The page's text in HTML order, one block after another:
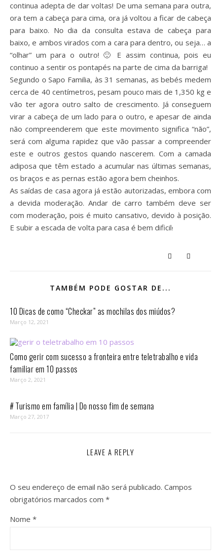
continua adepta de dar voltas! De uma semana para outra,
ora tem a cabeça para cima, ora já voltou a ficar de cabeça
para baixo. No dia da consulta estava de cabeça para
baixo, e ambos virados com a cara para dentro, ou seja… a
“olhar” um para o outro! 🙂 E assim continua, pois eu
continuo a sentir os pontapés na parte de cima da barriga!
Segundo o Sapo Familia, às 31 semanas, as bebés medem
cerca de 40 centímetros, pesam pouco mais de 1,350 kg e
vão ter agora outro salto de crescimento. Já conseguem
virar a cabeça de um lado para o outro, e apesar de ainda
não compreenderem que este movimento significa “não”,
será com alguma rapidez que vão passar a compreender
este e outros gestos quando nascerem. Com a camada
adiposa que têm estado a acumular nas últimas semanas,
os braços e as pernas estão agora bem cheinhos.
As saídas de casa agora já estão autorizadas, embora com
a devida moderação. Andar de carro também deve ser
com moderação, pois é muito cansativo, devido à posição.
E subir a escada de volta para casa é bem dificil!
TAMBÉM PODE GOSTAR DE...
10 Dicas de como “Checkar” as mochilas dos miúdos?
Março 12, 2021
Como gerir com sucesso a fronteira entre teletrabalho e vida
familiar em 10 passos⁣
Março 2, 2021
# Turismo em família | Do nosso fim de semana
Março 27, 2017
LEAVE A REPLY
O seu endereço de email não será publicado. Campos
obrigatórios marcados com *
Nome *